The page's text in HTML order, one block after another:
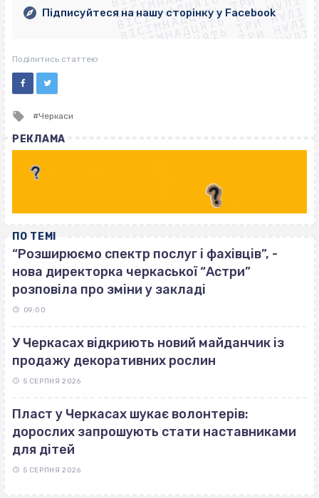
ВІСІМНАДЦЯТЬ ТРИ НУЛІ
ВІСІМНАДЦЯТЬ ТРИ НУЛІ
ВІСІМНАДЦЯТЬ ТРИ НУЛІ
ВІСІМНАДЦЯТЬ ТРИ НУЛІ
ВІСІМНАДЦЯТЬ ТРИ НУЛІ
Підписуйтеся на нашу сторінку у Facebook
Поділитись статтею
Tagged
Черкаси
РЕКЛАМА
ПО ТЕМІ
“Розширюємо спектр послуг і фахівців”, -
нова директорка черкаської “Астри”
розповіла про зміни у закладі
09:00
У Черкасах відкриють новий майданчик із
продажу декоративних рослин
5 СЕРПНЯ 2026
Пласт у Черкасах шукає волонтерів:
дорослих запрошують стати наставниками
для дітей
5 СЕРПНЯ 2026